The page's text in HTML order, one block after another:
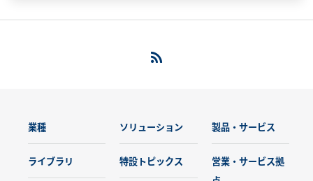
業種 ソリューション 製品・サービス
ライブラリ 特設トピックス
営業・サービス拠